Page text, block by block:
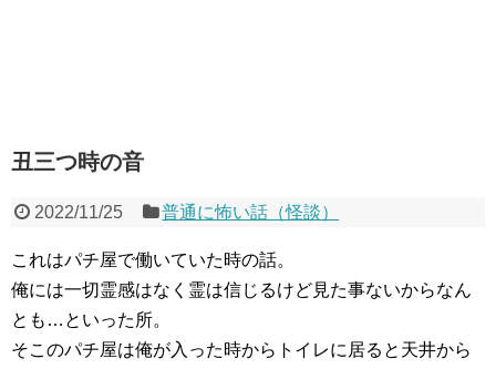
丑三つ時の音
2022/11/25 普通に怖い話（怪談）
これはパチ屋で働いていた時の話。
俺には一切霊感はなく霊は信じるけど見た事ないからなん
とも…といった所。
そこのパチ屋は俺が入った時からトイレに居ると天井から